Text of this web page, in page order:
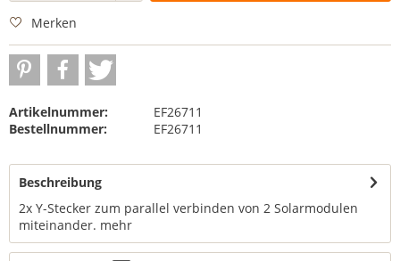
Merken
Artikelnummer:
EF26711
Bestellnummer:
EF26711
Beschreibung
2x Y-Stecker zum parallel verbinden von 2 Solarmodulen
miteinander. mehr